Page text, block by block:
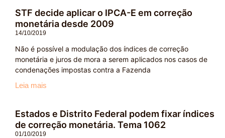
STF decide aplicar o IPCA-E em correção
monetária desde 2009
14/10/2019
Não é possível a modulação dos índices de correção
monetária e juros de mora a serem aplicados nos casos de
condenações impostas contra a Fazenda
Leia mais
Estados e Distrito Federal podem fixar índices
de correção monetária. Tema 1062
01/10/2019